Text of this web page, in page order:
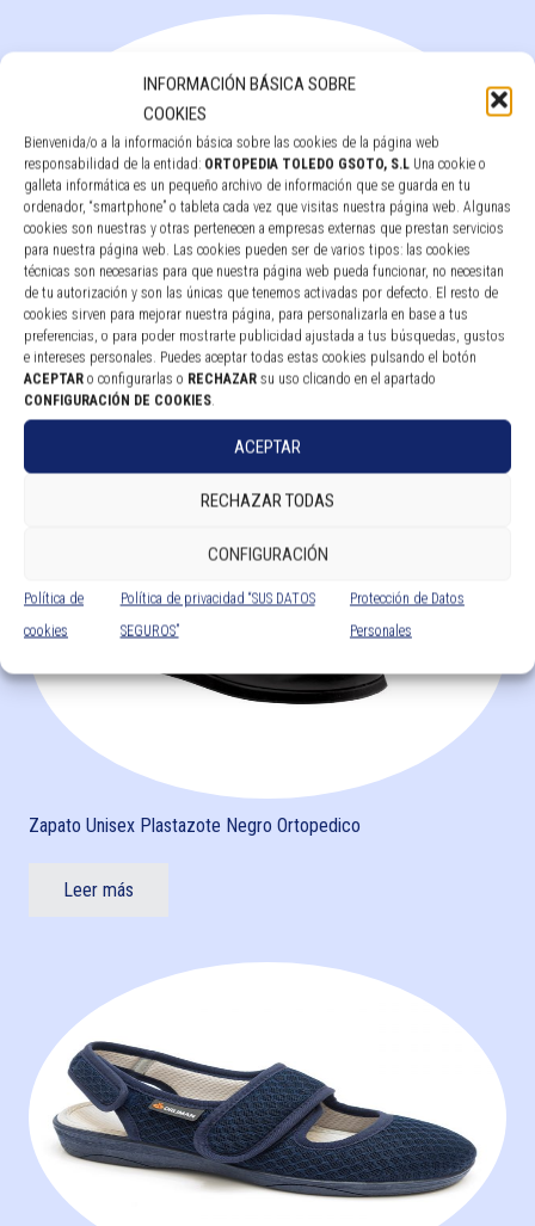
INFORMACIÓN BÁSICA SOBRE
COOKIES
Bienvenida/o a la información básica sobre las cookies de la página web
responsabilidad de la entidad: ORTOPEDIA TOLEDO GSOTO, S.L Una cookie o
galleta informática es un pequeño archivo de información que se guarda en tu
ordenador, “smartphone” o tableta cada vez que visitas nuestra página web. Algunas
cookies son nuestras y otras pertenecen a empresas externas que prestan servicios
para nuestra página web. Las cookies pueden ser de varios tipos: las cookies
técnicas son necesarias para que nuestra página web pueda funcionar, no necesitan
de tu autorización y son las únicas que tenemos activadas por defecto. El resto de
cookies sirven para mejorar nuestra página, para personalizarla en base a tus
preferencias, o para poder mostrarte publicidad ajustada a tus búsquedas, gustos
e intereses personales. Puedes aceptar todas estas cookies pulsando el botón
ACEPTAR o configurarlas o RECHAZAR su uso clicando en el apartado
CONFIGURACIÓN DE COOKIES.
ACEPTAR
RECHAZAR TODAS
CONFIGURACIÓN
Política de
cookies
Política de privacidad “SUS DATOS
SEGUROS”
Protección de Datos
Personales
CALZADO TERAPÉUTICO – OLERON® SUMMER
Leer más
Zapato Unisex Plastazote Negro Ortopedico
Leer más